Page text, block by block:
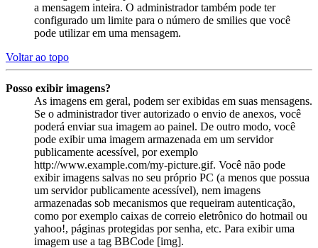
a mensagem inteira. O administrador também pode ter
configurado um limite para o número de smilies que você
pode utilizar em uma mensagem.
Voltar ao topo
Posso exibir imagens?
As imagens em geral, podem ser exibidas em suas mensagens.
Se o administrador tiver autorizado o envio de anexos, você
poderá enviar sua imagem ao painel. De outro modo, você
pode exibir uma imagem armazenada em um servidor
publicamente acessível, por exemplo
http://www.example.com/my-picture.gif. Você não pode
exibir imagens salvas no seu próprio PC (a menos que possua
um servidor publicamente acessível), nem imagens
armazenadas sob mecanismos que requeiram autenticação,
como por exemplo caixas de correio eletrônico do hotmail ou
yahoo!, páginas protegidas por senha, etc. Para exibir uma
imagem use a tag BBCode [img].